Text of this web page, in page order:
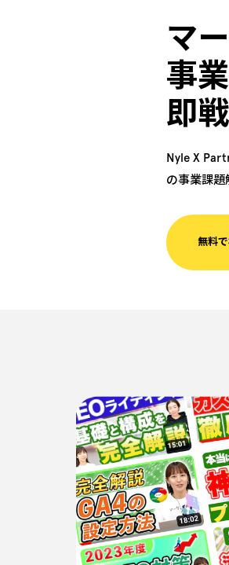
マ
事
即
Nyle X
の事業課題
無料